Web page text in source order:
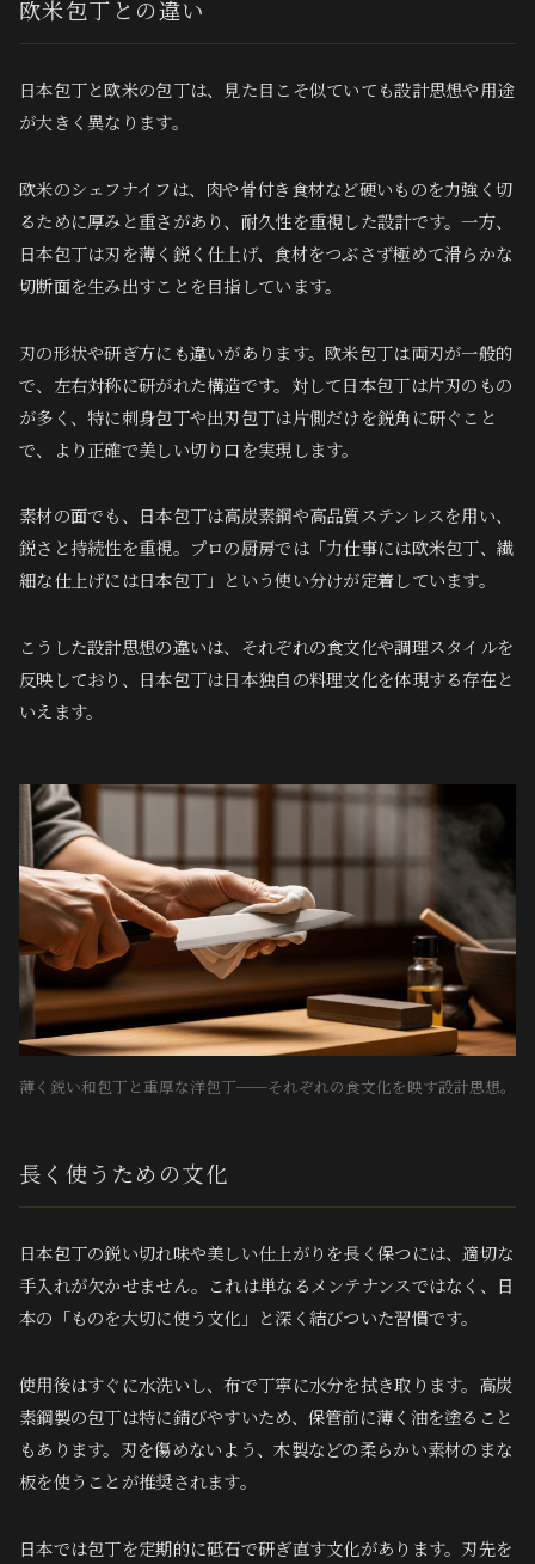
欧米包丁との違い
日本包丁と欧米の包丁は、見た目こそ似ていても設計思想や用途
が大きく異なります。
欧米のシェフナイフは、肉や骨付き食材など硬いものを力強く切
るために厚みと重さがあり、耐久性を重視した設計です。一方、
日本包丁は刃を薄く鋭く仕上げ、食材をつぶさず極めて滑らかな
切断面を生み出すことを目指しています。
刃の形状や研ぎ方にも違いがあります。欧米包丁は両刃が一般的
で、左右対称に研がれた構造です。対して日本包丁は片刃のもの
が多く、特に刺身包丁や出刃包丁は片側だけを鋭角に研ぐこと
で、より正確で美しい切り口を実現します。
素材の面でも、日本包丁は高炭素鋼や高品質ステンレスを用い、
鋭さと持続性を重視。プロの厨房では「力仕事には欧米包丁、繊
細な仕上げには日本包丁」という使い分けが定着しています。
こうした設計思想の違いは、それぞれの食文化や調理スタイルを
反映しており、日本包丁は日本独自の料理文化を体現する存在と
いえます。
薄く鋭い和包丁と重厚な洋包丁──それぞれの食文化を映す設計思想。
長く使うための文化
日本包丁の鋭い切れ味や美しい仕上がりを長く保つには、適切な
手入れが欠かせません。これは単なるメンテナンスではなく、日
本の「ものを大切に使う文化」と深く結びついた習慣です。
使用後はすぐに水洗いし、布で丁寧に水分を拭き取ります。高炭
素鋼製の包丁は特に錆びやすいため、保管前に薄く油を塗ること
もあります。刃を傷めないよう、木製などの柔らかい素材のまな
板を使うことが推奨されます。
日本では包丁を定期的に砥石で研ぎ直す文化があります。刃先を